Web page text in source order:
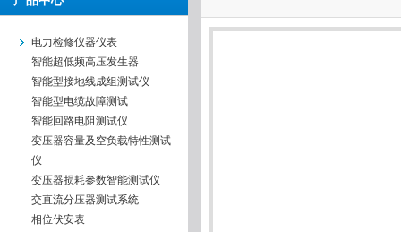
电力检修仪器仪表
智能超低频高压发生器
智能型接地线成组测试仪
智能型电缆故障测试
智能回路电阻测试仪
变压器容量及空负载特性测试
仪
变压器损耗参数智能测试仪
交直流分压器测试系统
相位伏安表